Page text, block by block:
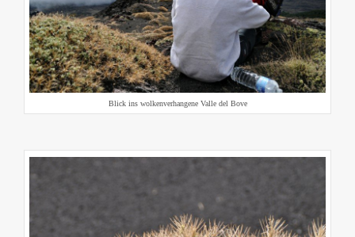
Blick ins wolkenverhangene Valle del Bove